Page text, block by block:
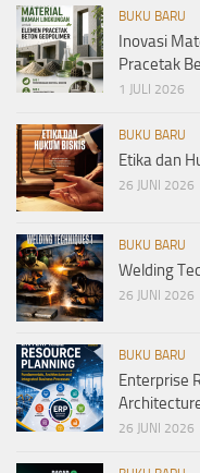
BUKU BARU
Inovasi
Pracetak
1 JULI 2026
BUKU BARU
Etika dan
26 JUNI 2026
BUKU BARU
Welding
26 JUNI 2026
BUKU BARU
Enterprise
26 JUNI 2026